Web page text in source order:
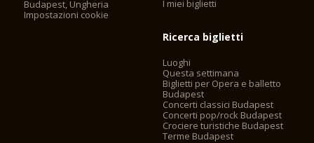
Budapest, Ungheria
Impostazioni cookie
I miei biglietti
Ricerca biglietti
Luoghi
Questa settimana
Biglietti per Opera e balletto
Budapest
Concerti classici Budapest
Concerti pop/rock Budapest
Crociere turistiche Budapest
Terme Budapest